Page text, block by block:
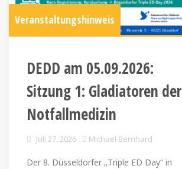
Veranstaltungshinweis
DEDD am 05.09.2026:
Sitzung 1: Gladiatoren der
Notfallmedizin
Juli 27, 2026 Michael Bernhard
Der 8. Düsseldorfer „Triple ED Day“ in